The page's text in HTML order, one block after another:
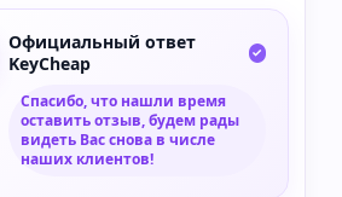
Официальный ответ
KeyCheap
Спасибо, что нашли время
оставить отзыв, будем рады
видеть Вас снова в числе
наших клиентов!